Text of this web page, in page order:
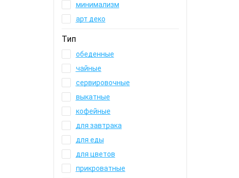
минимализм
арт деко
Тип
обеденные
чайные
сервировочные
выкатные
кофейные
для завтрака
для еды
для цветов
прикроватные